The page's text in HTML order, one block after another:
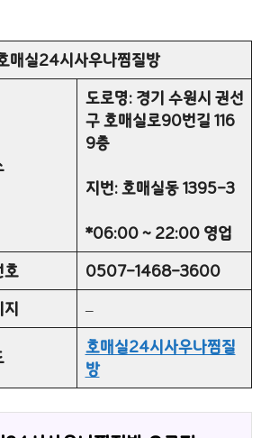
매실24시사우나찜질방
도로명: 경기 수원시 권선
구 호매실로90번길 116
9층
지번: 호매실동 1395-3
*06:00 ~ 22:00 영업
호
0507-1468-3600
–
호매실24시사우나찜질
방